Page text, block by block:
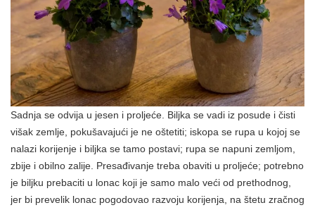
Sadnja se odvija u jesen i proljeće. Biljka se vadi iz posude i čisti
višak zemlje, pokušavajući je ne oštetiti; iskopa se rupa u kojoj se
nalazi korijenje i biljka se tamo postavi; rupa se napuni zemljom,
zbije i obilno zalije. Presađivanje treba obaviti u proljeće; potrebno
je biljku prebaciti u lonac koji je samo malo veći od prethodnog,
jer bi prevelik lonac pogodovao razvoju korijenja, na štetu zračnog